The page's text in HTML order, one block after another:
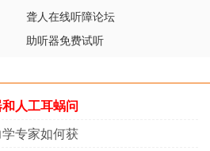
聋人在线听障论坛
助听器免费试听
和人工耳蜗问
专家如何获